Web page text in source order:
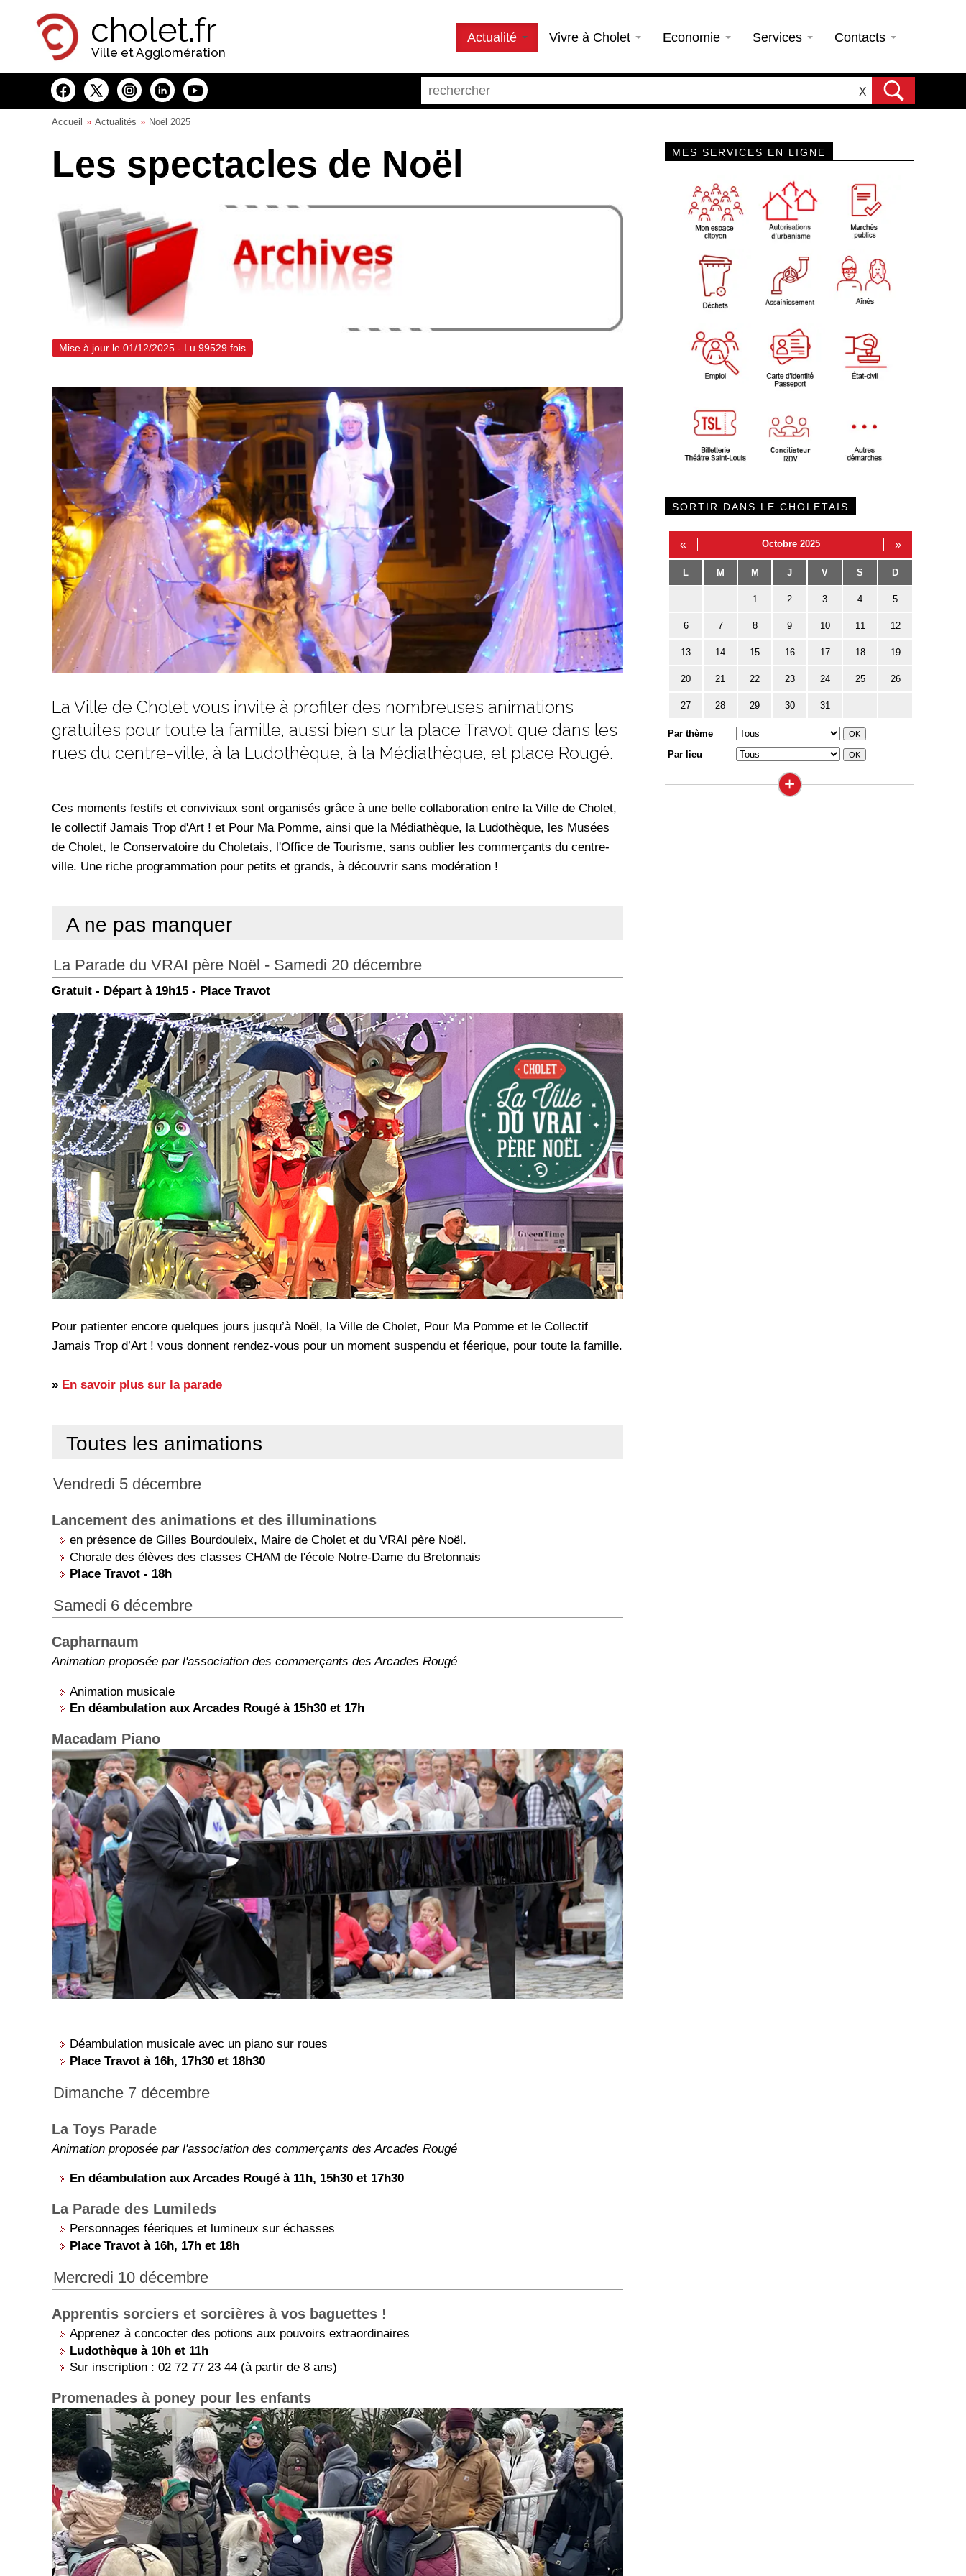
cholet.fr
Ville et Agglomération
Actualité Vivre à Cholet Economie Services Contacts
X
Accueil Actualités Noël 2025
Les spectacles de Noël
Mise à jour le 01/12/2025 - Lu 99529 fois
La Ville de Cholet vous invite à profiter des nombreuses animations
gratuites pour toute la famille, aussi bien sur la place Travot que dans les
rues du centre-ville, à la Ludothèque, à la Médiathèque, et place Rougé.
Ces moments festifs et conviviaux sont organisés grâce à une belle collaboration entre la Ville de Cholet,
le collectif Jamais Trop d'Art ! et Pour Ma Pomme, ainsi que la Médiathèque, la Ludothèque, les Musées
de Cholet, le Conservatoire du Choletais, l'Office de Tourisme, sans oublier les commerçants du centre-
ville. Une riche programmation pour petits et grands, à découvrir sans modération !
A ne pas manquer
La Parade du VRAI père Noël - Samedi 20 décembre
Gratuit - Départ à 19h15 - Place Travot
Pour patienter encore quelques jours jusqu’à Noël, la Ville de Cholet, Pour Ma Pomme et le Collectif
Jamais Trop d’Art ! vous donnent rendez-vous pour un moment suspendu et féerique, pour toute la famille.
» En savoir plus sur la parade
Toutes les animations
Vendredi 5 décembre
Lancement des animations et des illuminations
en présence de Gilles Bourdouleix, Maire de Cholet et du VRAI père Noël.
Chorale des élèves des classes CHAM de l'école Notre-Dame du Bretonnais
Place Travot - 18h
Samedi 6 décembre
Capharnaum
Animation proposée par l'association des commerçants des Arcades Rougé
Animation musicale
En déambulation aux Arcades Rougé à 15h30 et 17h
Macadam Piano
Déambulation musicale avec un piano sur roues
Place Travot à 16h, 17h30 et 18h30
Dimanche 7 décembre
La Toys Parade
Animation proposée par l'association des commerçants des Arcades Rougé
En déambulation aux Arcades Rougé à 11h, 15h30 et 17h30
La Parade des Lumileds
Personnages féeriques et lumineux sur échasses
Place Travot à 16h, 17h et 18h
Mercredi 10 décembre
Apprentis sorciers et sorcières à vos baguettes !
Apprenez à concocter des potions aux pouvoirs extraordinaires
Ludothèque à 10h et 11h
Sur inscription : 02 72 77 23 44 (à partir de 8 ans)
Promenades à poney pour les enfants
MES SERVICES EN LIGNE
SORTIR DANS LE CHOLETAIS
« Octobre 2025 »
L M M J V S D
1 2 3 4 5
6 7 8 9 10 11 12
13 14 15 16 17 18 19
20 21 22 23 24 25 26
27 28 29 30 31
Par thème
Par lieu
+